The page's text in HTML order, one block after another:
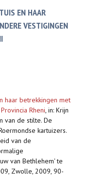
EN HAAR
VESTIGINGEN
haar betrekkingen met
Rheni, in: Krijn
van de stilte. De
kartuizers.
van de
van Bethlehem' te
Zwolle, 2009, 90-